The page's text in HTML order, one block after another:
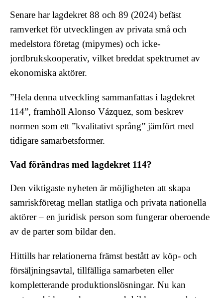
Senare har lagdekret 88 och 89 (2024) befäst
ramverket för utvecklingen av privata små och
medelstora företag (mipymes) och icke-
jordbrukskooperativ, vilket breddat spektrumet av
ekonomiska aktörer.
”Hela denna utveckling sammanfattas i lagdekret
114”, framhöll Alonso Vázquez, som beskrev
normen som ett ”kvalitativt språng” jämfört med
tidigare samarbetsformer.
Vad förändras med lagdekret 114?
Den viktigaste nyheten är möjligheten att skapa
samriskföretag mellan statliga och privata nationella
aktörer – en juridisk person som fungerar oberoende
av de parter som bildar den.
Hittills har relationerna främst bestått av köp- och
försäljningsavtal, tillfälliga samarbeten eller
kompletterande produktionslösningar. Nu kan